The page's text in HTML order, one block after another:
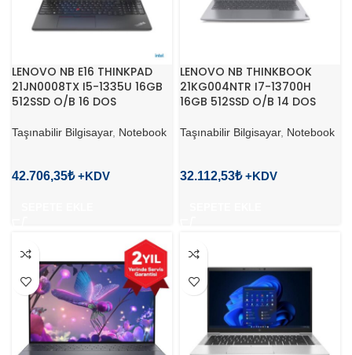
LENOVO NB E16 THINKPAD
21JN0008TX I5-1335U 16GB
512SSD O/B 16 DOS
Taşınabilir Bilgisayar, Notebook
42.706,35₺
LENOVO NB THINKBOOK
21KG004NTR I7-13700H
16GB 512SSD O/B 14 DOS
Taşınabilir Bilgisayar, Notebook
32.112,53₺